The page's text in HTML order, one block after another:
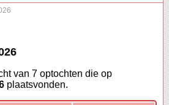
van 7 optochten die op
plaatsvonden.